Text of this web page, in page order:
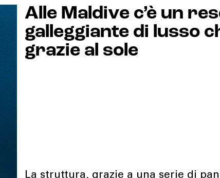
Alle Maldive c’è un
galleggiante di lusso
grazie al sole
La struttura, grazie a una serie di